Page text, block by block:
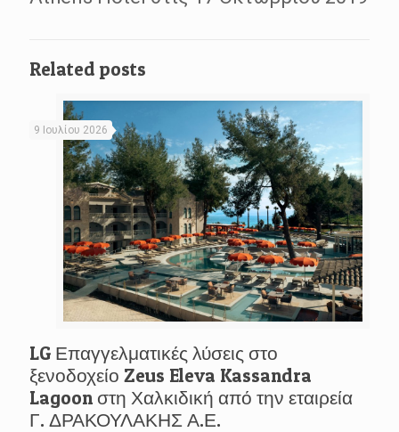
Related posts
9 Ιουλίου 2026
LG Επαγγελματικές λύσεις στο
ξενοδοχείο Zeus Eleva Kassandra
Lagoon στη Χαλκιδική από την εταιρεία
Γ. ΔΡΑΚΟΥΛΑΚΗΣ Α.Ε.